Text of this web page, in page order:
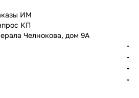
ИМ
КП
Челнокова, дом 9A